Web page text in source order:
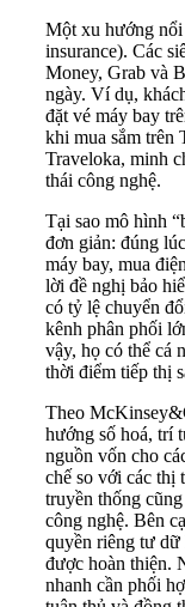
Một xu hướng nổi
insurance). Các
Money, Grab và
ngày. Ví dụ,
đặt vé máy bay
khi mua sắm
Traveloka, minh
thái công nghệ.
Tại sao mô hình
đơn giản: đúng
máy bay, mua
lời đề nghị bảo
có tỷ lệ chuyển
kênh phân phối
vậy, họ có thể cá
thời điểm tiếp thị
Theo
hướng số hoá, trí
nguồn vốn cho
chế so với các thị
truyền thống
công nghệ. Bên
quyền riêng tư
được hoàn thiện.
nhanh cần phối